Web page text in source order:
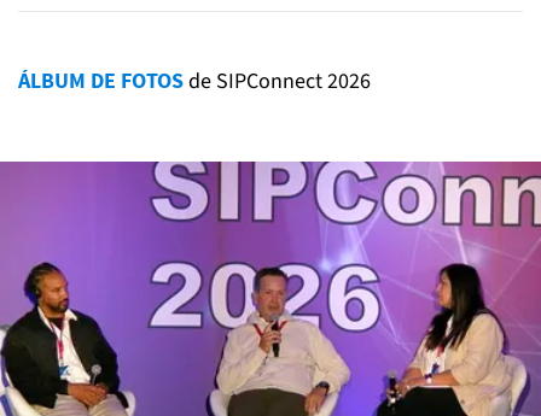
ÁLBUM DE FOTOSde SIPConnect 2026